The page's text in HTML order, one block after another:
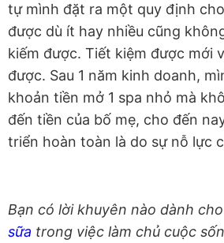
tự mình đặt ra một quy định
được dù ít hay nhiều cũng
kiếm được. Tiết kiệm được mới
được. Sau 1 năm kinh doanh,
khoản tiền mở 1 spa nhỏ mà
đến tiền của bố mẹ, cho đến
triển hoàn toàn là do sự nỗ lực
Bạn có lời khuyên nào dành
sữa trong việc làm chủ cuộc